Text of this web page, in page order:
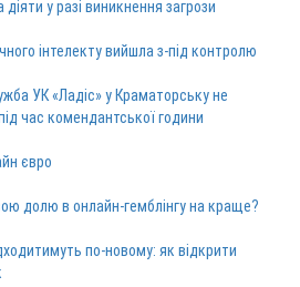
у разі виникнення загрози
інтелекту вийшла з-під контролю
УК «Ладіс» у Краматорську не
час комендантської години
євро
долю в онлайн-гемблінгу на краще?
по-новому: як відкрити